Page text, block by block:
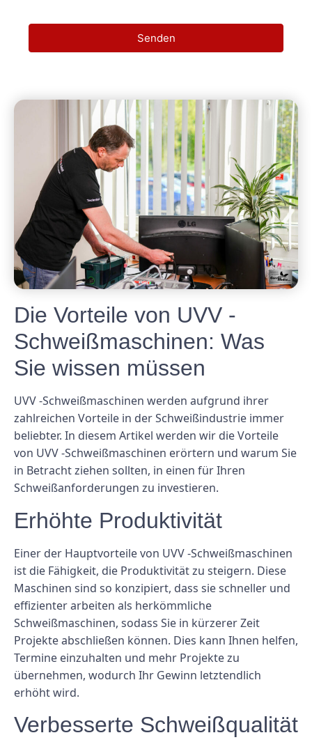
Senden
Die Vorteile von UVV -
Schweißmaschinen: Was
Sie wissen müssen
UVV -Schweißmaschinen werden aufgrund ihrer
zahlreichen Vorteile in der Schweißindustrie immer
beliebter. In diesem Artikel werden wir die Vorteile
von UVV -Schweißmaschinen erörtern und warum Sie
in Betracht ziehen sollten, in einen für Ihren
Schweißanforderungen zu investieren.
Erhöhte Produktivität
Einer der Hauptvorteile von UVV -Schweißmaschinen
ist die Fähigkeit, die Produktivität zu steigern. Diese
Maschinen sind so konzipiert, dass sie schneller und
effizienter arbeiten als herkömmliche
Schweißmaschinen, sodass Sie in kürzerer Zeit
Projekte abschließen können. Dies kann Ihnen helfen,
Termine einzuhalten und mehr Projekte zu
übernehmen, wodurch Ihr Gewinn letztendlich
erhöht wird.
Verbesserte Schweißqualität